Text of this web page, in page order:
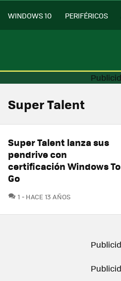
WINDOWS 10 PERIFÉRICOS
Super Talent
Super Talent lanza sus
pendrive con
certificación Windows To
Go
1 COMENTARIOS
HACE 13 AÑOS